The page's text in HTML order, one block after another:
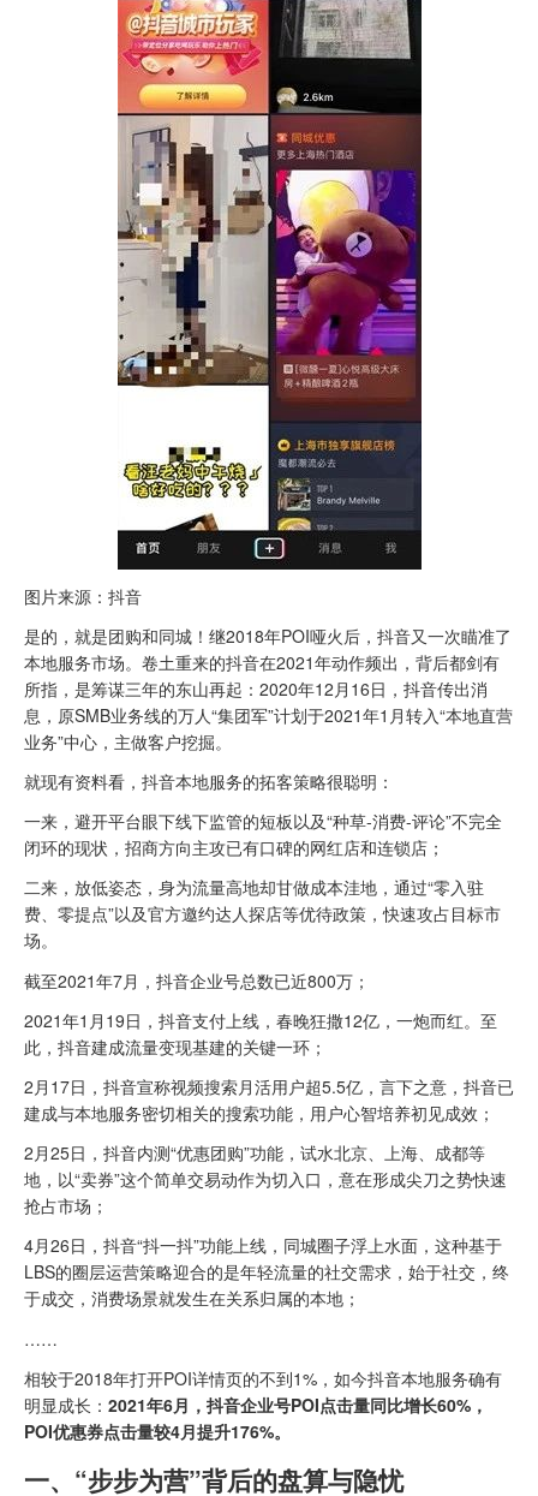
图片来源：抖音
是的，就是团购和同城！继2018年POI哑火后，抖音又一次瞄准了
本地服务市场。卷土重来的抖音在2021年动作频出，背后都剑有
所指，是筹谋三年的东山再起：2020年12月16日，抖音传出消
息，原SMB业务线的万人“集团军”计划于2021年1月转入“本地直营
业务”中心，主做客户挖掘。
就现有资料看，抖音本地服务的拓客策略很聪明：
一来，避开平台眼下线下监管的短板以及“种草-消费-评论”不完全
闭环的现状，招商方向主攻已有口碑的网红店和连锁店；
二来，放低姿态，身为流量高地却甘做成本洼地，通过“零入驻
费、零提点”以及官方邀约达人探店等优待政策，快速攻占目标市
场。
截至2021年7月，抖音企业号总数已近800万；
2021年1月19日，抖音支付上线，春晚狂撒12亿，一炮而红。至
此，抖音建成流量变现基建的关键一环；
2月17日，抖音宣称视频搜索月活用户超5.5亿，言下之意，抖音已
建成与本地服务密切相关的搜索功能，用户心智培养初见成效；
2月25日，抖音内测“优惠团购”功能，试水北京、上海、成都等
地，以“卖券”这个简单交易动作为切入口，意在形成尖刀之势快速
抢占市场；
4月26日，抖音“抖一抖”功能上线，同城圈子浮上水面，这种基于
LBS的圈层运营策略迎合的是年轻流量的社交需求，始于社交，终
于成交，消费场景就发生在关系归属的本地；
……
相较于2018年打开POI详情页的不到1%，如今抖音本地服务确有
明显成长： 2021年6月，抖音企业号POI点击量同比增长60%，
POI优惠券点击量较4月提升176%。
一、“步步为营”背后的盘算与隐忧